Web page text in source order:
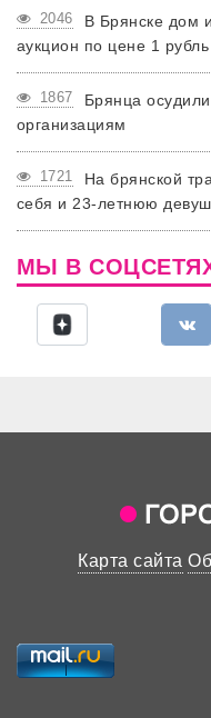
2046
В Брянске дом
аукцион по цене 1 рубль
1867
Брянца
организациям
1721
На брянской
себя и 23-летнюю
МЫ В
Карта сайта